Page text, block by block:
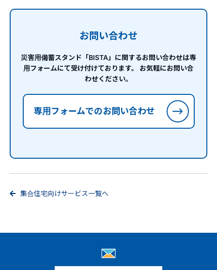
お問い合わせ
災害用備蓄スタンド「BISTA」に関するお問い合わせは専
用フォームにて受け付けております。
お気軽にお問い合
わせください。
専用フォームでのお問い合わせ
集合住宅向けサービス一覧へ